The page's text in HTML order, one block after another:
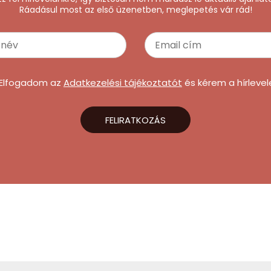
Ráadásul most az első üzenetben, meglepetés vár rád!
az Adatkezelési tájékoztatót és kérem a
FELIRATKOZÁS